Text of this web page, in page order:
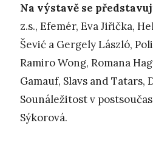
Na výstavě se
z.s., Efemér, Eva Jiřička,
Šević a Gergely László,
Ramiro Wong, Romana
Gamauf, Slavs and Tatars,
Sounáležitost v
Sýkorová.